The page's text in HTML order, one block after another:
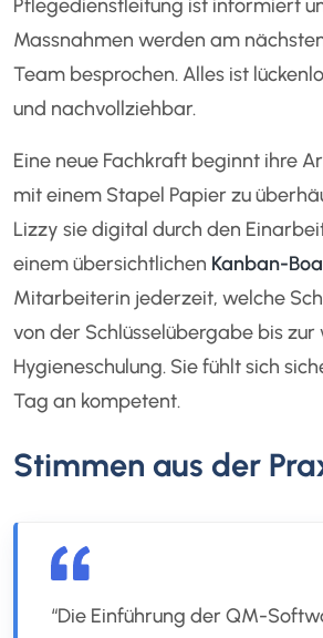
Pflegedienstleitung ist informiert
Massnahmen werden am
Team besprochen. Alles ist
und nachvollziehbar.
Eine neue Fachkraft beginnt ihre
mit einem Stapel Papier zu
Lizzy sie digital durch den
einem übersichtlichen Kanban-
Mitarbeiterin jederzeit, welche
von der Schlüsselübergabe bis
Hygieneschulung. Sie fühlt sich
Tag an kompetent.
Stimmen aus der
“Die Einführung der QM-